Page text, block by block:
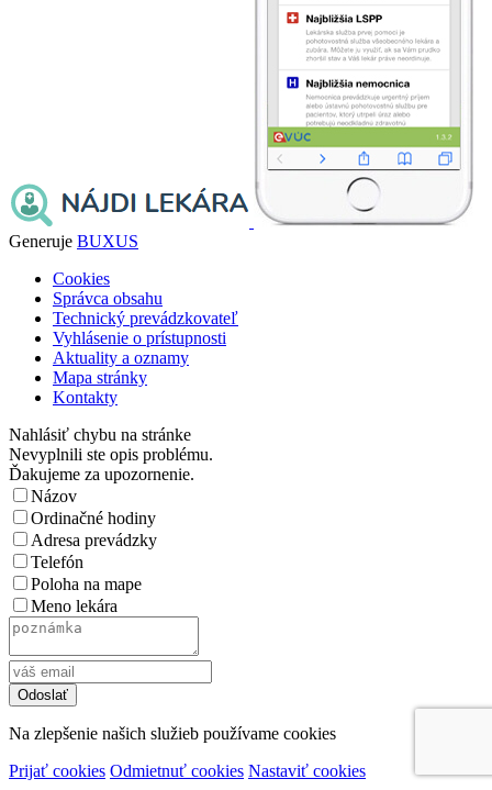
Generuje BUXUS
Cookies
Správca obsahu
Technický prevádzkovateľ
Vyhlásenie o prístupnosti
Aktuality a oznamy
Mapa stránky
Kontakty
Nahlásiť chybu na stránke
Nevyplnili ste opis problému.
Ďakujeme za upozornenie.
Názov
Ordinačné hodiny
Adresa prevádzky
Telefón
Poloha na mape
Meno lekára
Na zlepšenie našich služieb používame cookies
Prijať cookies Odmietnuť cookies Nastaviť cookies